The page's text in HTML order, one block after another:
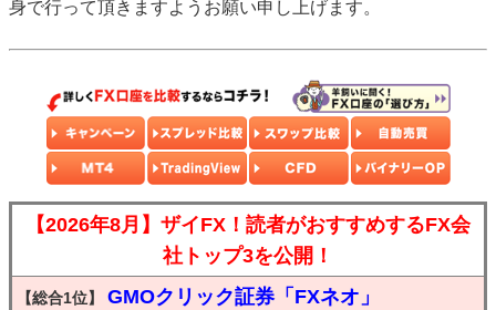
身で行って頂きますようお願い申し上げます。
【2026年8月】ザイFX！読者がおすすめするFX会
社トップ3を公開！
【総合1位】 GMOクリック証券「FXネオ」